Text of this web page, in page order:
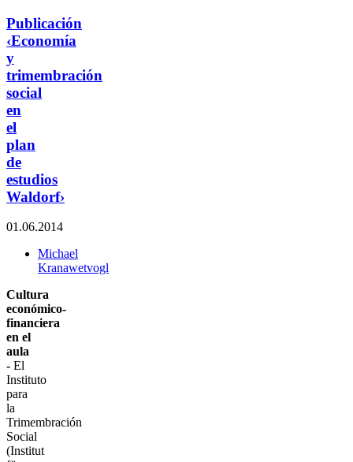
Publicación
‹Economía
y
trimembración
social
en
el
plan
de
estudios
Waldorf›
01.06.2014
Michael
Kranawetvogl
Cultura
económico-
financiera
en el
aula
- El
Instituto
para
la
Trimembración
Social
(Institut